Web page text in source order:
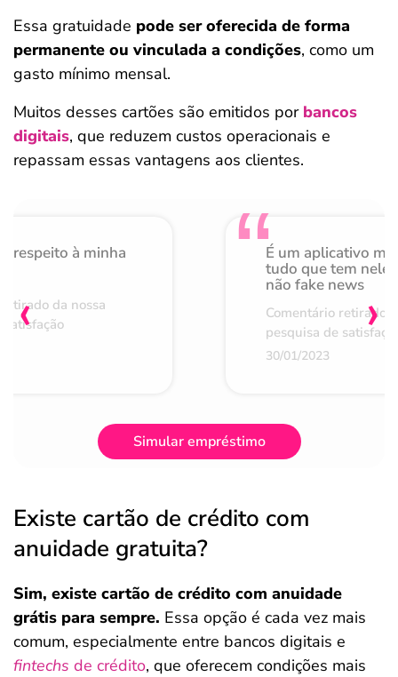
Essa gratuidade pode ser oferecida de forma
permanente ou vinculada a condições, como um
gasto mínimo mensal.
Muitos desses cartões são emitidos por bancos
digitais, que reduzem custos operacionais e
repassam essas vantagens aos clientes.
respeito à minha
da nossa
É um aplicativo
tudo que tem nele
não fake news
Comentário retirado
pesquisa de
30/01/2023
‹ ›
Simular empréstimo
Existe cartão de crédito com
anuidade gratuita?
Sim, existe cartão de crédito com anuidade
grátis para sempre. Essa opção é cada vez mais
comum, especialmente entre bancos digitais e
fintechs de crédito, que oferecem condições mais